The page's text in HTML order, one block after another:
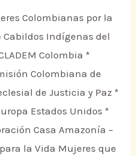
Colombianas por la
Cabildos Indígenas del
Colombia *
Colombiana de
de Justicia y Paz *
Estados Unidos *
Casa Amazonía –
la Vida Mujeres que